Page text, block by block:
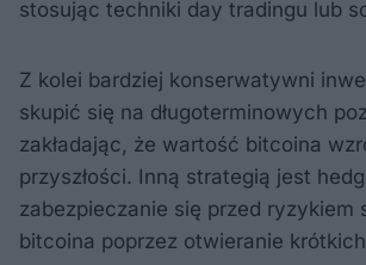
stosując techniki day tradingu lub
Z kolei bardziej konserwatywni
skupić się na długoterminowych
zakładając, że wartość bitcoina
przyszłości. Inną strategią jest
zabezpieczanie się przed ryzykiem
bitcoina poprzez otwieranie